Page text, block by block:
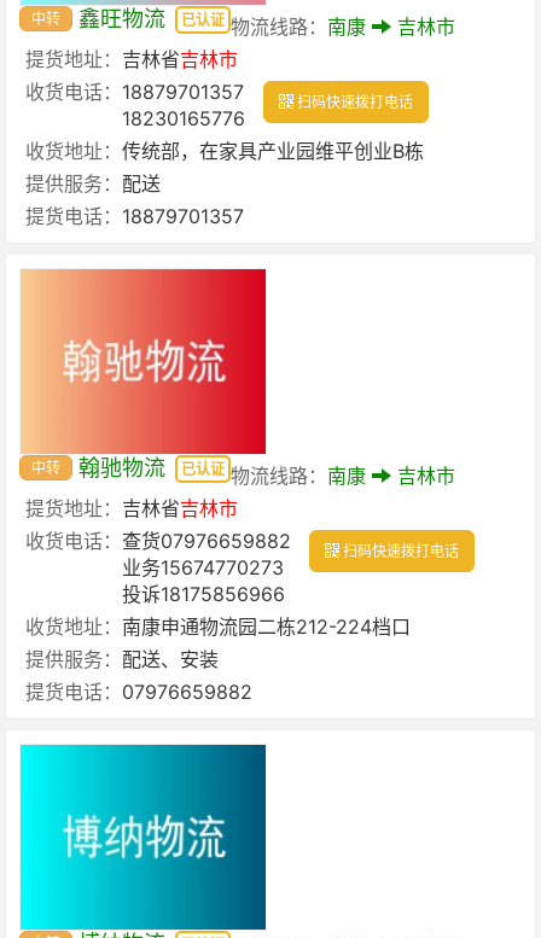
中转 鑫旺物流 已认证 物流线路： 南康
吉林市
提货地址： 吉林省吉林市
收货电话： 18879701357
18230165776
扫码快速拨打电话
收货地址： 传统部，在家具产业园维平创业B栋
提供服务： 配送
提货电话： 18879701357
中转 翰驰物流 已认证 物流线路： 南康
吉林市
提货地址： 吉林省吉林市
收货电话： 查货07976659882
业务15674770273
投诉18175856966
扫码快速拨打电话
收货地址： 南康申通物流园二栋212-224档口
提供服务： 配送、安装
提货电话： 07976659882